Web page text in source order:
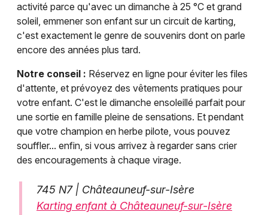
activité parce qu'avec un dimanche à 25 °C et grand
soleil, emmener son enfant sur un circuit de karting,
c'est exactement le genre de souvenirs dont on parle
encore des années plus tard.
Notre conseil : Réservez en ligne pour éviter les files
d'attente, et prévoyez des vêtements pratiques pour
votre enfant. C'est le dimanche ensoleillé parfait pour
une sortie en famille pleine de sensations. Et pendant
que votre champion en herbe pilote, vous pouvez
souffler... enfin, si vous arrivez à regarder sans crier
des encouragements à chaque virage.
745 N7 | Châteauneuf-sur-Isère
Karting enfant à Châteauneuf-sur-Isère